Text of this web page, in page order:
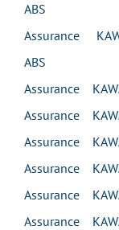
ABS
Assurance
ABS
Assurance
Assurance
Assurance
Assurance
Assurance
Assurance